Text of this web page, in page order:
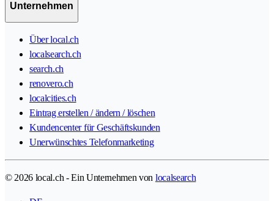
Unternehmen
Über local.ch
localsearch.ch
search.ch
renovero.ch
localcities.ch
Eintrag erstellen / ändern / löschen
Kundencenter für Geschäftskunden
Unerwünschtes Telefonmarketing
© 2026 local.ch - Ein Unternehmen von localsearch